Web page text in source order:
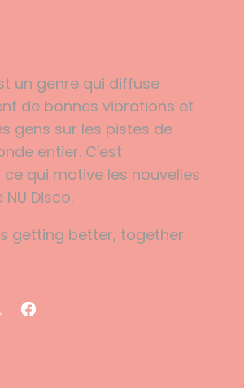
un genre qui diffuse
de bonnes vibrations et
gens sur les pistes de
entier. C'est
qui motive les nouvelles
Disco.
getting better, together
F